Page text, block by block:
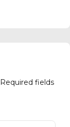
fields